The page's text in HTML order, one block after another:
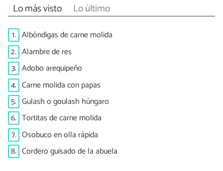
Lo más visto Lo último
1. Albóndigas de carne molida
2. Alambre de res
3. Adobo arequipeño
4. Carne molida con papas
5. Gulash o goulash húngaro
6. Tortitas de carne molida
7. Osobuco en olla rápida
8. Cordero guisado de la abuela